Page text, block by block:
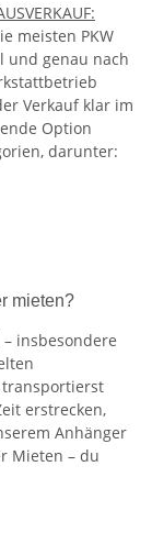
meisten PKW
und genau nach
Verkauf klar im
Option
darunter:
mieten?
insbesondere
erstrecken,
Anhänger
Mieten – du